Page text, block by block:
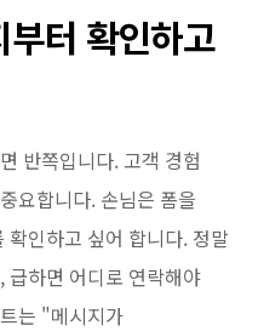
터 확인하고
반쪽입니다. 고객 경험
요합니다. 손님은 폼을
인하고 싶어 합니다. 정말
급하면 어디로 연락해야
는 "메시지가